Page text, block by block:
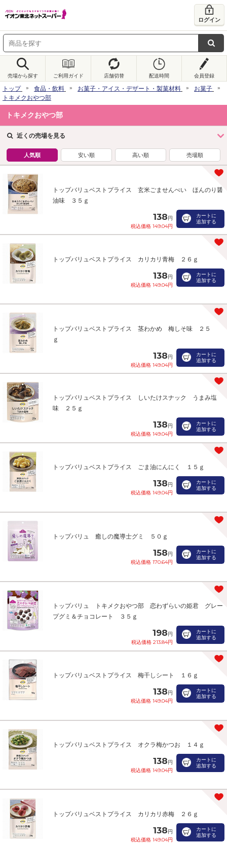
ログイン
売場から探す ご利用ガイド 店舗切替 配送時間 会員登録
トップ 食品・飲料 お菓子・アイス・デザート・製菓材料
お菓子
トキメクおやつ部
トキメクおやつ部
近くの売場を見る
人気順 安い順 高い順 売場順
トップバリュベストプライス 玄米ごませんべい ほんのり醤
油味 ３５ｇ
138円
税込価格 149.04円
カートに
追加する
トップバリュベストプライス カリカリ青梅 ２６ｇ
138円
税込価格 149.04円
カートに
追加する
トップバリュベストプライス 茎わかめ 梅しそ味 ２５
ｇ
138円
税込価格 149.04円
カートに
追加する
トップバリュベストプライス しいたけスナック うまみ塩
味 ２５ｇ
138円
税込価格 149.04円
カートに
追加する
トップバリュベストプライス ごま油にんにく １５ｇ
138円
税込価格 149.04円
カートに
追加する
トップバリュ 癒しの魔導士グミ ５０ｇ
158円
税込価格 170.64円
カートに
追加する
トップバリュ トキメクおやつ部 恋わずらいの姫君 グレー
プグミ＆チョコレート ３５ｇ
198円
税込価格 213.84円
カートに
追加する
トップバリュベストプライス 梅干しシート １６ｇ
138円
税込価格 149.04円
カートに
追加する
トップバリュベストプライス オクラ梅かつお １４ｇ
138円
税込価格 149.04円
カートに
追加する
トップバリュベストプライス カリカリ赤梅 ２６ｇ
138円
税込価格 149.04円
カートに
追加する